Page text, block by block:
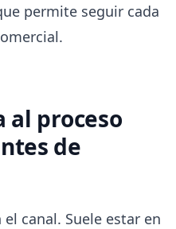
permite seguir cada
al proceso
de
canal. Suele estar en